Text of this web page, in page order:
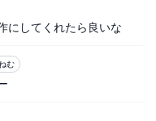
にしてくれたら良いな
む